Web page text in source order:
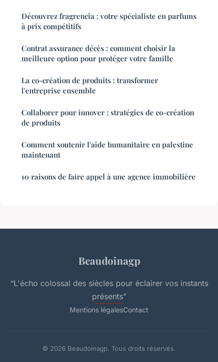
Découvrez fragrencia : votre spécialiste en parfums
à prix compétitifs
Contrat assurance décès : comment choisir la
meilleure option pour protéger votre famille
La co-création de produits : transformer
l'entreprise ensemble
Collaborer pour innover : stratégies de co-création
de produits
Comment soutenir l'aide humanitaire en palestine
maintenant
10 raisons de faire appel à une agence immobilière
Beaudoinagp
“L'écho colossal des siècles pour éclairer vos instants
présents”
Mentions légalesContact
© 2026 Beaudoinagp. Tous droits réservés.